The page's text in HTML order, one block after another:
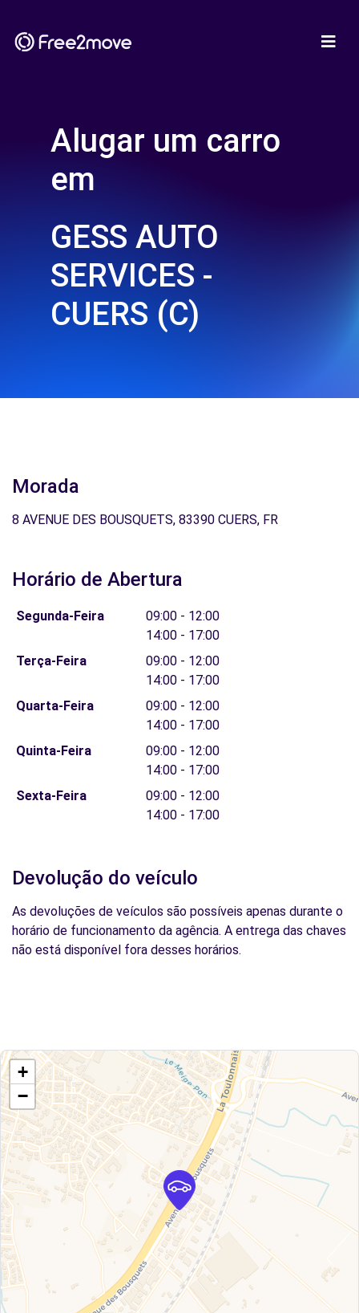
Alugar um carro
em
GESS AUTO
SERVICES -
CUERS (C)
Morada
8 AVENUE DES BOUSQUETS, 83390 CUERS, FR
Horário de Abertura
Segunda-Feira
09:00 - 12:00
14:00 - 17:00
Terça-Feira
09:00 - 12:00
14:00 - 17:00
Quarta-Feira
09:00 - 12:00
14:00 - 17:00
Quinta-Feira
09:00 - 12:00
14:00 - 17:00
Sexta-Feira
09:00 - 12:00
14:00 - 17:00
Devolução do veículo
As devoluções de veículos são possíveis apenas durante o
horário de funcionamento da agência. A entrega das chaves
não está disponível fora desses horários.
+
−